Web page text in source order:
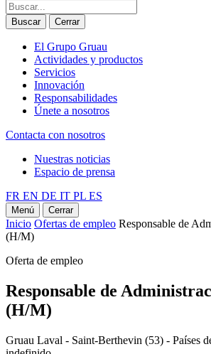
Buscar Cerrar
El Grupo Gruau
Actividades y productos
Servicios
Innovación
Responsabilidades
Únete a nosotros
Contacta con nosotros
Nuestras noticias
Espacio de prensa
FR EN DE IT PL ES
Menú Cerrar
Inicio Ofertas de empleo Responsable de
(H/M)
Oferta de empleo
Responsable de
(H/M)
Gruau Laval - Saint-Berthevin (53) - Países